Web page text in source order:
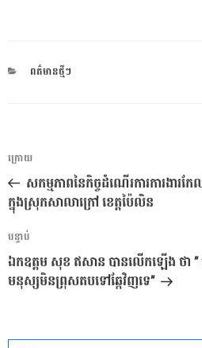
CATEGORIES
ពត៌មានថ្មីៗ
ការ​
នាំទិស​
ប្រកាស
អត្ថបទ
មុន
ក្រោយ
សកម្មភាពនៃកិច្ចដំណើរការការងារកែ
ក្នុងស្រុកសាលាក្រៅ ខេត្តប៉ៃលិន
អត្ថបទ
បន្ទាប់
បន្ទាប់
ឯកឧត្តម សុខ ឥសាន បានលើកឡើង ថា ”
មនុស្សមិនព្រុសតបទៅឆ្កែវិញទេ”